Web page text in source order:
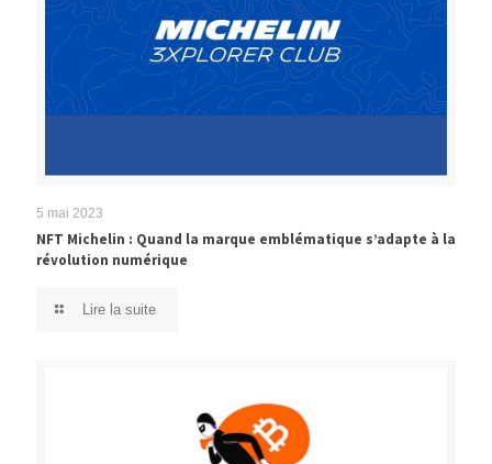
5 mai 2023
NFT Michelin : Quand la marque emblématique s’adapte à la
révolution numérique
Lire la suite